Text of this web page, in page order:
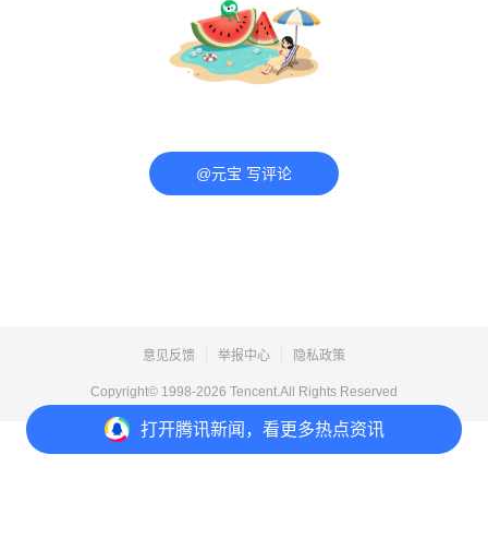
打开腾讯新闻，看更多热点资讯
@元宝 写评论
意见反馈 举报中心 隐私政策
Copyright© 1998-2026 Tencent.All Rights Reserved